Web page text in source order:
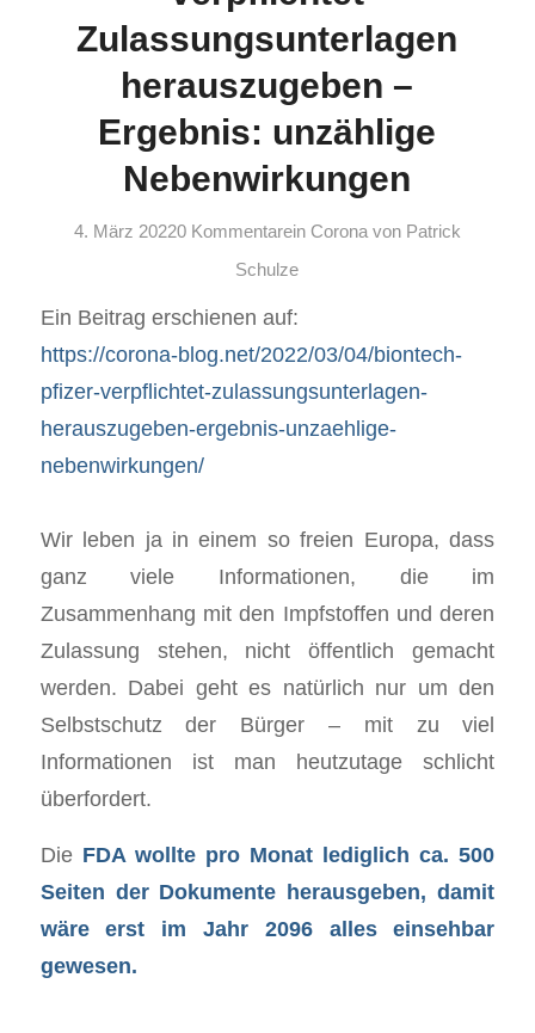
Zulassungsunterlagen
herauszugeben –
Ergebnis: unzählige
Nebenwirkungen
4. März 20220 Kommentarein Corona von Patrick
Schulze
Ein Beitrag erschienen auf:
https://corona-blog.net/2022/03/04/biontech-
pfizer-verpflichtet-zulassungsunterlagen-
herauszugeben-ergebnis-unzaehlige-
nebenwirkungen/
Wir leben ja in einem so freien Europa, dass
ganz viele Informationen, die im
Zusammenhang mit den Impfstoffen und deren
Zulassung stehen, nicht öffentlich gemacht
werden. Dabei geht es natürlich nur um den
Selbstschutz der Bürger – mit zu viel
Informationen ist man heutzutage schlicht
überfordert.
Die FDA wollte pro Monat lediglich ca. 500
Seiten der Dokumente herausgeben, damit
wäre erst im Jahr 2096 alles einsehbar
gewesen.